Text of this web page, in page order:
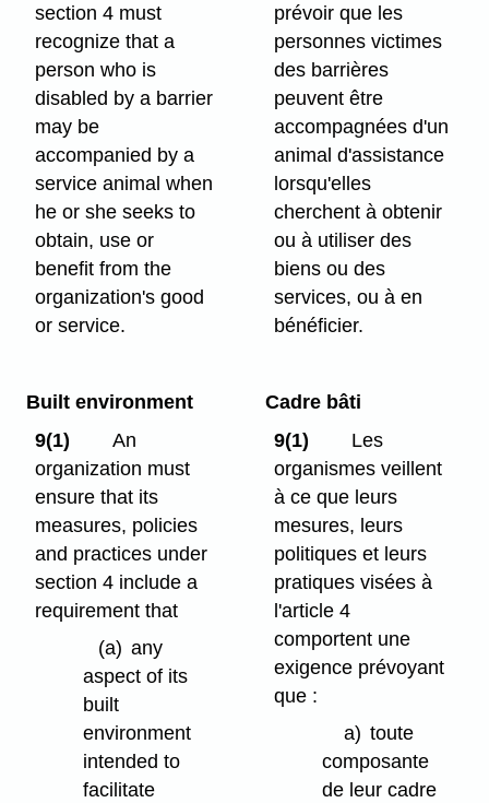
section 4 must
recognize that a
person who is
disabled by a barrier
may be
accompanied by a
service animal when
he or she seeks to
obtain, use or
benefit from the
organization's good
or service.
prévoir que les
personnes victimes
des barrières
peuvent être
accompagnées d'un
animal d'assistance
lorsqu'elles
cherchent à obtenir
ou à utiliser des
biens ou des
services, ou à en
bénéficier.
Built environment
9(1)
An
organization must
ensure that its
measures, policies
and practices under
section 4 include a
requirement that
(a) any
aspect of its
built
environment
intended to
facilitate
Cadre bâti
9(1)
Les
organismes veillent
à ce que leurs
mesures, leurs
politiques et leurs
pratiques visées à
l'article 4
comportent une
exigence prévoyant
que :
a) toute
composante
de leur cadre